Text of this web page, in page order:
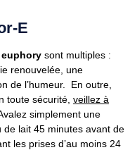
E
sont multiples :
renouvelée, une
de l’humeur. En outre,
toute sécurité, veillez à
Avalez simplement une
de lait 45 minutes avant de
les prises d’au moins 24